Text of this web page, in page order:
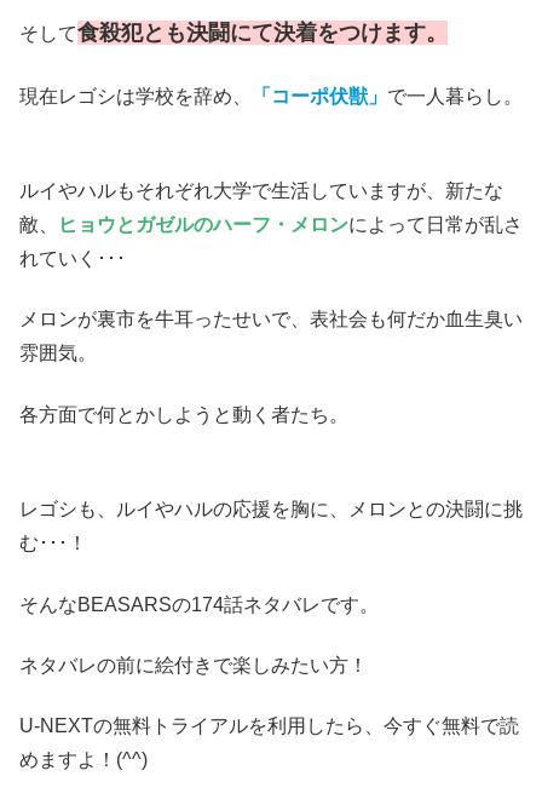
そして食殺犯とも決闘にて決着をつけます。
現在レゴシは学校を辞め、 「コーポ伏獣」 で一人暮らし。
ルイやハルもそれぞれ大学で生活していますが、新たな
敵、
ヒョウとガゼルのハーフ・メロンによって日常が乱さ
れていく･･･
メロンが裏市を牛耳ったせいで、表社会も何だか血生臭い
雰囲気。
各方面で何とかしようと動く者たち。
レゴシも、ルイやハルの応援を胸に、メロンとの決闘に挑
む･･･！
そんなBEASARSの174話ネタバレです。
ネタバレの前に絵付きで楽しみたい方！
U-NEXTの無料トライアルを利用したら、今すぐ無料で読
めますよ！(^^)